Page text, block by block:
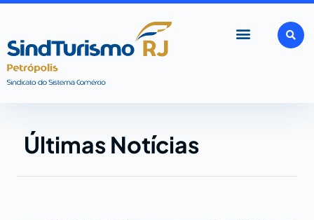
Ir
conteúdo
Últimas Notícias